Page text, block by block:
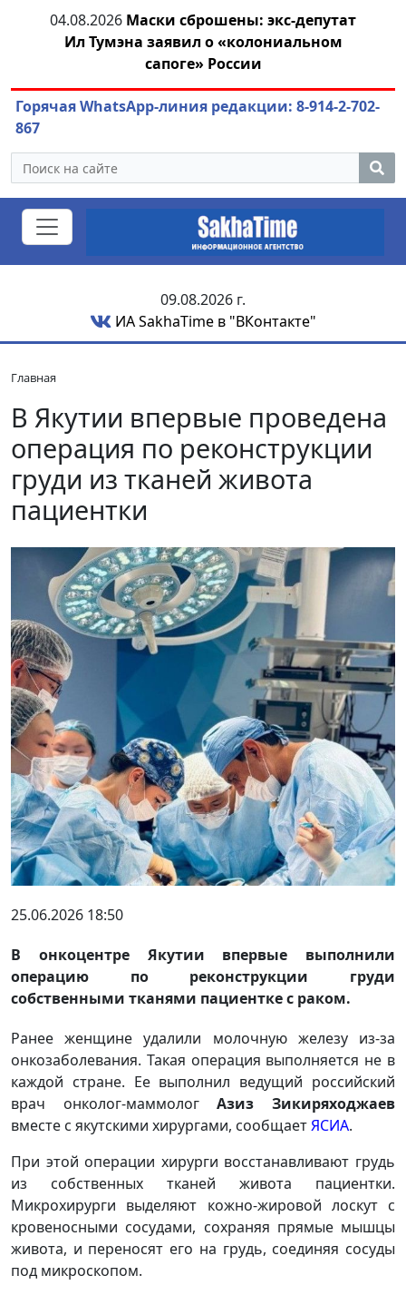
04.08.2026 Маски сброшены: экс-депутат
Ил Тумэна заявил о «колониальном
сапоге» России
Горячая WhatsApp-линия редакции: 8-914-2-702-
867
09.08.2026 г.
ИА SakhaTime в "ВКонтакте"
Главная
В Якутии впервые проведена
операция по реконструкции
груди из тканей живота
пациентки
25.06.2026 18:50
В онкоцентре Якутии впервые выполнили
операцию по реконструкции груди
собственными тканями пациентке с раком.
Ранее женщине удалили молочную железу из-за
онкозаболевания. Такая операция выполняется не в
каждой стране. Ее выполнил ведущий российский
врач онколог-маммологАзиз Зикиряходжаев
вместе с якутскими хирургами, сообщаетЯСИА.
При этой операции хирурги восстанавливают грудь
из собственных тканей живота пациентки.
Микрохирурги выделяют кожно-жировой лоскут с
кровеносными сосудами, сохраняя прямые мышцы
живота, и переносят его на грудь, соединяя сосуды
под микроскопом.